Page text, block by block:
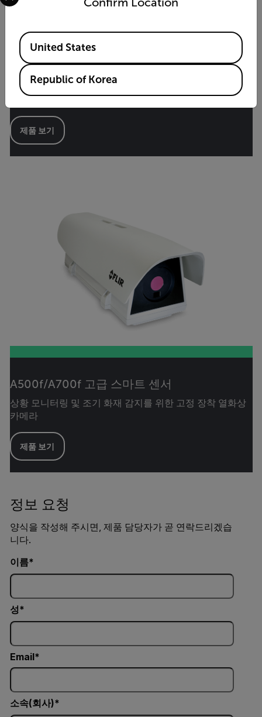
Axxx 시리즈 스마트 센서
고정-마운트형 열화상 카메라
제품 보기
A500f/A700f 고급 스마트 센서
상황 모니터링 및 조기 화재 감지를 위한 고정 장착 열화상
카메라
제품 보기
정보 요청
양식을 작성해 주시면, 제품 담당자가 곧 연락드리겠습
니다.
이름
성
Email
소속(회사)
Available Locations
United States
Republic of Korea